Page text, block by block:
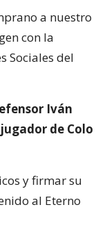
a nuestro
con la
Sociales del
Iván
de Colo
y firmar su
al Eterno